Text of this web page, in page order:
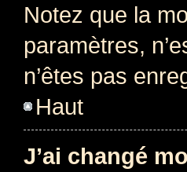
Notez que la
paramètres,
n’êtes pas
Haut
J’ai changé